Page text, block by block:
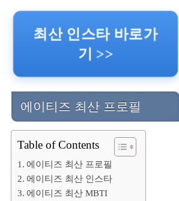
최산 인스타 바로가
기 >>
에이티즈 최산 프로필
Table of Contents
에이티즈 최산 프로필
에이티즈 최산 인스타
에이티즈 최산 MBTI